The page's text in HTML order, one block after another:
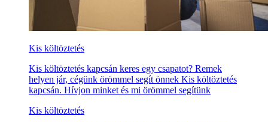
Kis költöztetés
Kis költöztetés kapcsán keres egy csapatot? Remek
helyen jár, cégünk örömmel segít önnek Kis költöztetés
kapcsán. Hívjon minket és mi örömmel segítünk
Kis költöztetés